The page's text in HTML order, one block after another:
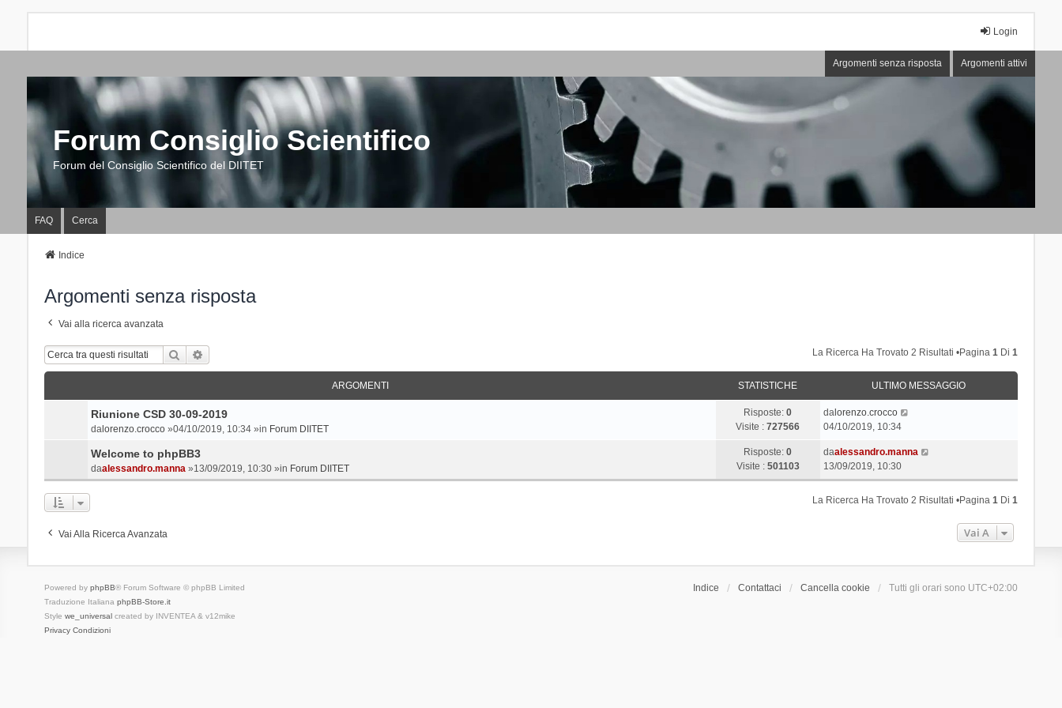
Login
Argomenti senza risposta Argomenti attivi
Forum Consiglio Scientifico
Forum del Consiglio Scientifico del DIITET
FAQ Cerca
Indice
Argomenti senza risposta
Vai alla ricerca avanzata
Cerca La Ricerca Ha Trovato 2 Risultati •Pagina1 Di1
ARGOMENTI STATISTICHE ULTIMO MESSAGGIO
Riunione CSD 30-09-2019
dalorenzo.crocco»04/10/2019, 10:34 »in Forum DIITET
Risposte:0
Visite :727566
dalorenzo.crocco
04/10/2019, 10:34
Welcome to phpBB3
daalessandro.manna»13/09/2019, 10:30 »in Forum DIITET
Risposte:0
Visite : 501103
daalessandro.manna
13/09/2019, 10:30
La Ricerca Ha Trovato 2 Risultati •Pagina1 Di1
Vai Alla Ricerca Avanzata Vai A
Indice Contattaci Cancella cookie Tutti gli orari sono UTC+02:00
Powered by phpBB® Forum Software © phpBB Limited
Traduzione Italiana phpBB-Store.it
Style we_universalcreated by INVENTEA & v12mike
Privacy Condizioni